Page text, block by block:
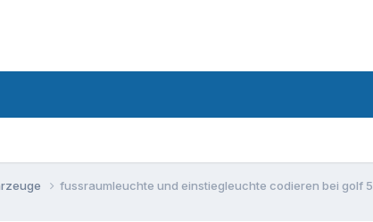
fussraumleuchte und einstiegleuchte codieren bei golf 5